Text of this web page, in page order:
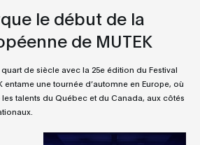
le début de la
de MUTEK
de siècle avec la 25e édition du Festival
entame une tournée d’automne en Europe, où
talents du Québec et du Canada, aux côtés